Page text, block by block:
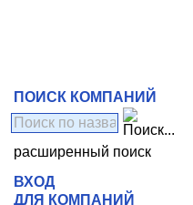
ПОИСК КОМПАНИЙ
расширенный поиск
ВХОД
ДЛЯ КОМПАНИЙ